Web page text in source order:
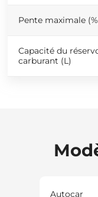
Pente maximale
Capacité du
carburant (L)
Autocar